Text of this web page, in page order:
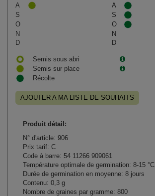
A
A
S
S
O
O
N
N
D
D
Semis sous abri
Semis sur place
Récolte
AJOUTER A MA LISTE DE SOUHAITS
Produit détail:
N° d'article: 906
Prix tarif: C
Code à barre: 54 11266 909061
Température optimale de germination: 8-15 °C
Durée de germination en moyenne: 8 jours
Contenu: 0,3 g
Nombre de graines par gramme: 800